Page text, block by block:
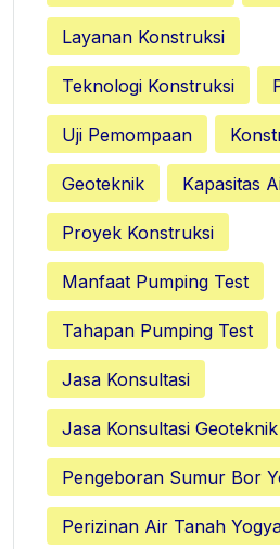
Layanan Konstruksi
Teknologi Konstruksi
Uji Pemompaan
Geoteknik Kapasitas
Proyek Konstruksi
Manfaat Pumping Test
Tahapan Pumping Test
Jasa Konsultasi
Jasa Konsultasi
Pengeboran Sumur Bor
Perizinan Air Tanah